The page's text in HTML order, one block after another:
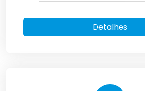
Detalhes